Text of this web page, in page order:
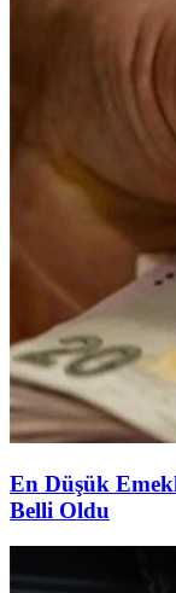
En Düşük
Belli Oldu